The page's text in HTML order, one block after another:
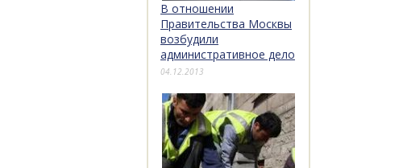
В отношении
Правительства Москвы
возбудили
административное дело
04.12.2013